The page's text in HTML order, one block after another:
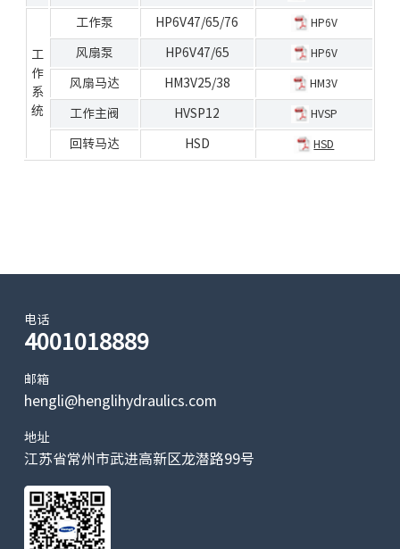
工
作
系
统
工作泵 HP6V47/65/76 HP6V
风扇泵 HP6V47/65 HP6V
风扇马达 HM3V25/38 HM3V
工作主阀 HVSP12 HVSP
回转马达 HSD HSD
电话
4001018889
邮箱
hengli@henglihydraulics.com
地址
江苏省常州市武进高新区龙潜路99号